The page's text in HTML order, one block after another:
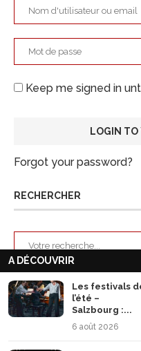
Keep me signed in
Forgot your password?
RECHERCHER
ARCHIVES
A DÉCOUVRIR
Les festivals
l’été –
Salzbourg :...
6 août 2026